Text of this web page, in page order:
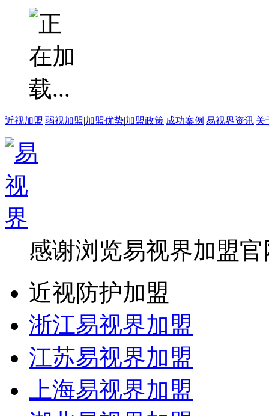
近视加盟|弱视加盟|加盟优势|加盟政策|成功案例 |易视界资讯|关
感谢浏览易视界加盟官
近视防护加盟
浙江易视界加盟
江苏易视界加盟
上海易视界加盟